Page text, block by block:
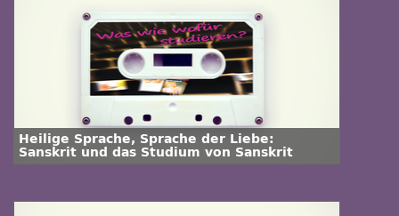
Heilige Sprache, Sprache der Liebe:
Sanskrit und das Studium von Sanskrit